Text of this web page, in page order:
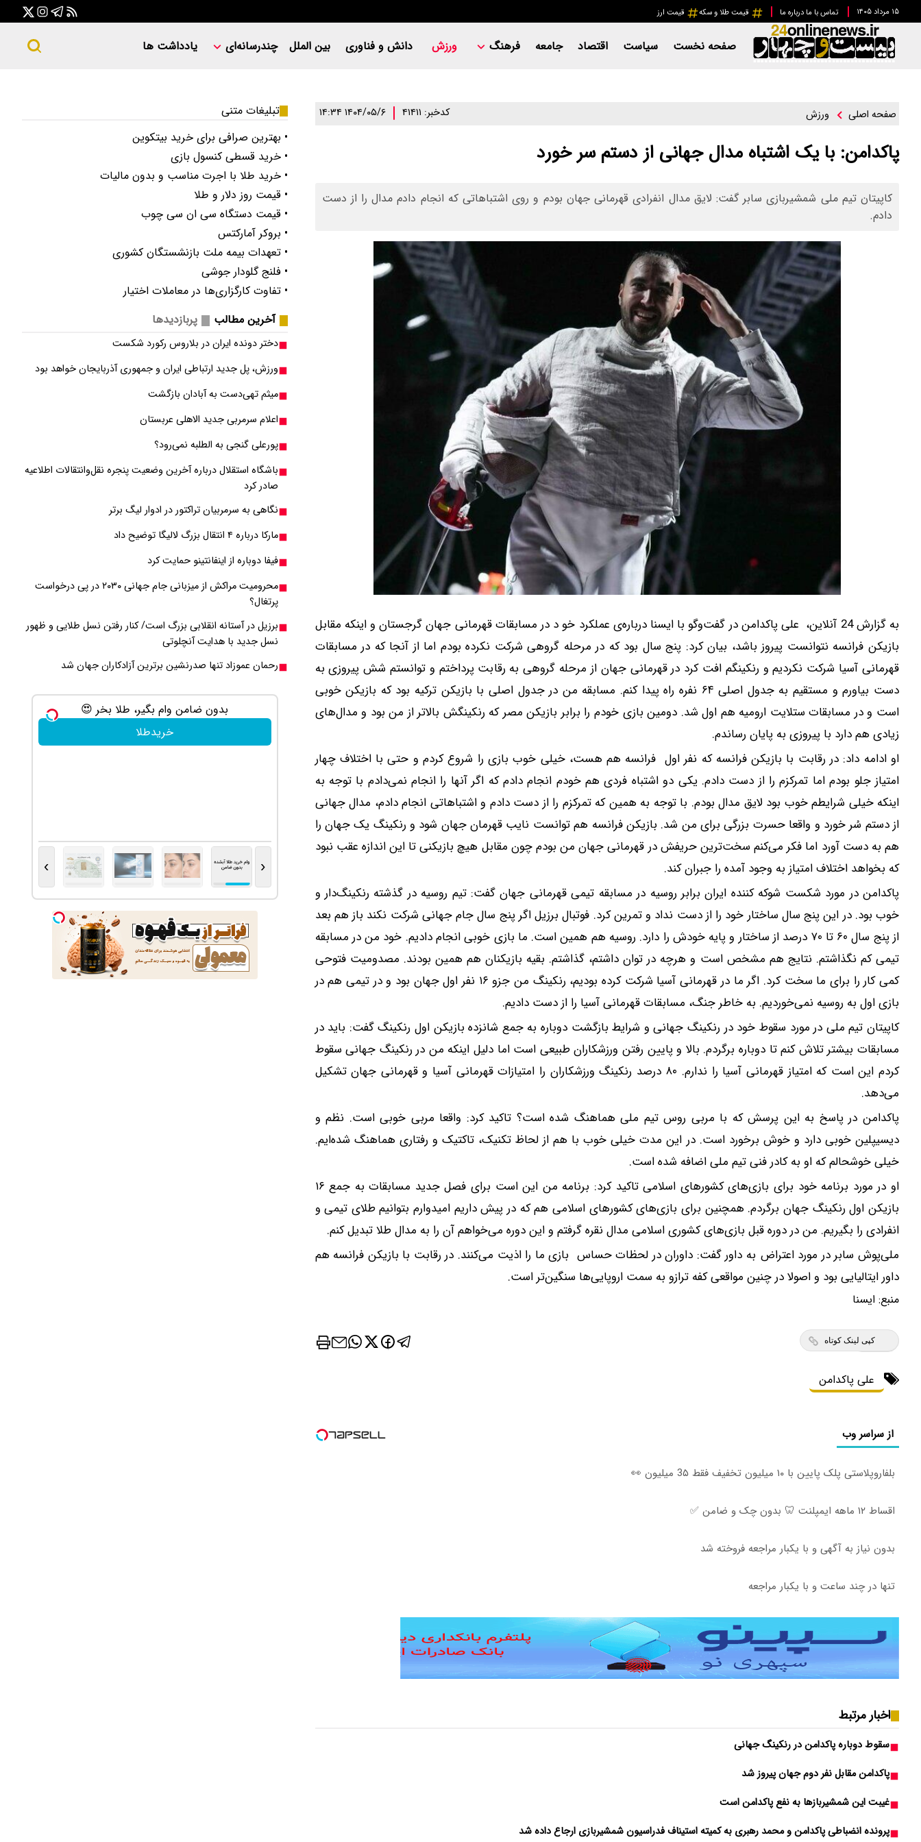
۱۵ مرداد ۱۴۰۵ تماس با ما درباره ما قیمت طلا و سکه قیمت ارز
صفحه نخست سیاست اقتصاد جامعه فرهنگ ورزش دانش و فناوری بین الملل چندرسانه‌ای یادداشت ها
صفحه اصلی ورزش کدخبر: ۴۱۴۱۱ ۱۴۰۴/۰۵/۶ ۱۴:۳۴
پاکدامن: با یک اشتباه مدال جهانی از دستم سر خورد
کاپیتان تیم ملی شمشیربازی سابر گفت: لایق مدال انفرادی قهرمانی جهان بودم و روی اشتباهاتی که انجام دادم مدال را از دست
دادم.
به گزارش 24 آنلاین، علی پاکدامن در گفت‌وگو با ایسنا درباره‌ی عملکرد خو د در مسابقات قهرمانی جهان گرجستان و اینکه مقابل
بازیکن فرانسه نتوانست پیروز باشد، بیان کرد: پنج سال بود که در مرحله گروهی شرکت نکرده بودم اما از آنجا که در مسابقات
قهرمانی آسیا شرکت نکردیم و رنکینگم افت کرد در قهرمانی جهان از مرحله گروهی به رقابت پرداختم و توانستم شش پیروزی به
دست بیاورم و مستقیم به جدول اصلی ۶۴ نفره راه پیدا کنم. مسابقه من در جدول اصلی با بازیکن ترکیه بود که بازیکن خوبی
است و در مسابقات ستلایت ارومیه هم اول شد. دومین بازی خودم را برابر بازیکن مصر که رنکینگش بالاتر از من بود و مدال‌های
زیادی هم دارد با پیروزی به پایان رساندم.
او ادامه داد: در رقابت با بازیکن فرانسه که نفر اول فرانسه هم هست، خیلی خوب بازی را شروع کردم و حتی با اختلاف چهار
امتیاز جلو بودم اما تمرکزم را از دست دادم. یکی دو اشتباه فردی هم خودم انجام دادم که اگر آنها را انجام نمی‌دادم با توجه به
اینکه خیلی شرایطم خوب بود لایق مدال بودم. با توجه به همین که تمرکزم را از دست دادم و اشتباهاتی انجام دادم، مدال جهانی
از دستم سُر خورد و واقعا حسرت بزرگی برای من شد. بازیکن فرانسه هم توانست نایب قهرمان جهان شود و رنکینگ یک جهان را
هم به دست آورد اما فکر می‌کنم سخت‌ترین حریفش در قهرمانی جهان من بودم چون مقابل هیچ بازیکنی تا این اندازه عقب نبود
که بخواهد اختلاف امتیاز به وجود آمده را جبران کند.
پاکدامن در مورد شکست شوکه کننده ایران برابر روسیه در مسابقه تیمی قهرمانی جهان گفت: تیم روسیه در گذشته رنکینگ‌دار و
خوب بود. در این پنج سال ساختار خود را از دست نداد و تمرین کرد. فوتبال برزیل اگر پنج سال جام جهانی شرکت نکند باز هم بعد
از پنج سال ۶۰ تا ۷۰ درصد از ساختار و پایه خودش را دارد. روسیه هم همین است. ما بازی خوبی انجام دادیم. خود من در مسابقه
تیمی کم نگذاشتم. نتایج هم مشخص است و هرچه در توان داشتم، گذاشتم. بقیه بازیکنان هم همین بودند. مصدومیت فتوحی
کمی کار را برای ما سخت کرد. اگر ما در قهرمانی آسیا شرکت کرده بودیم، رنکینگ من جزو ۱۶ نفر اول جهان بود و در تیمی هم در
بازی اول به روسیه نمی‌خوردیم. به خاطر جنگ، مسابقات قهرمانی آسیا را از دست دادیم.
کاپیتان تیم ملی در مورد سقوط خود در رنکینگ جهانی و شرایط بازگشت دوباره به جمع شانزده بازیکن اول رنکینگ گفت: باید در
مسابقات بیشتر تلاش کنم تا دوباره برگردم. بالا و پایین رفتن ورزشکاران طبیعی است اما دلیل اینکه من در رنکینگ جهانی سقوط
کردم این است که امتیاز قهرمانی آسیا را ندارم. ۸۰ درصد رنکینگ ورزشکاران را امتیازات قهرمانی آسیا و قهرمانی جهان تشکیل
می‌دهد.
پاکدامن در پاسخ به این پرسش که با مربی روس تیم ملی هماهنگ شده است؟ تاکید کرد: واقعا مربی خوبی است. نظم و
دیسیپلین خوبی دارد و خوش برخورد است. در این مدت خیلی خوب با هم از لحاظ تکنیک، تاکتیک و رفتاری هماهنگ شده‌ایم.
خیلی خوشحالم که او به کادر فنی تیم ملی اضافه شده است.
او در مورد برنامه خود برای بازی‌های کشورهای اسلامی تاکید کرد: برنامه من این است برای فصل جدید مسابقات به جمع ۱۶
بازیکن اول رنکینگ جهان برگردم. همچنین برای بازی‌های کشورهای اسلامی هم که در پیش داریم امیدوارم بتوانیم طلای تیمی و
انفرادی را بگیریم. من در دوره قبل بازی‌های کشوری اسلامی مدال نقره گرفتم و این دوره می‌خواهم آن را به مدال طلا تبدیل کنم.
ملی‌پوش سابر در مورد اعتراض به داور گفت: داوران در لحظات حساس بازی ما را اذیت می‌کنند. در رقابت با بازیکن فرانسه هم
داور ایتالیایی بود و اصولا در چنین مواقعی کفه ترازو به سمت اروپایی‌ها سنگین‌تر است.
منبع: ايسنا
کپی لینک کوتاه
علی پاکدامن
از سراسر وب
بلفاروپلاستی پلک پایین با ۱۰ میلیون تخفیف فقط 3۵ میلیون 👀
اقساط ۱۲ ماهه ایمپلنت 🦷 بدون چک و ضامن ✅
بدون نیاز به آگهی و با یکبار مراجعه فروخته شد
تنها در چند ساعت و با یکبار مراجعه
اخبار مرتبط
سقوط دوباره پاکدامن در رنکینگ جهانی
پاکدامن مقابل نفر دوم جهان پیروز شد
غیبت این شمشیربازها به نفع پاکدامن است
پرونده انضباطی پاکدامن و محمد رهبری به کمیته استیناف فدراسیون شمشیربازی ارجاع داده شد
تبلیغات متنی
• بهترین صرافی برای خرید بیتکوین
• خرید قسطی کنسول بازی
• خرید طلا با اجرت مناسب و بدون مالیات
• قیمت روز دلار و طلا
• قیمت دستگاه سی ان سی چوب
• بروکر آمارکتس
• تعهدات بیمه ملت بازنشستگان کشوری
• فلنج گلودار جوشی
• تفاوت کارگزاری‌ها در معاملات اختیار
آخرین مطالب
پربازدیدها
دختر دونده ایران در بلاروس رکورد شکست
ورزش، پل جدید ارتباطی ایران و جمهوری آذربایجان خواهد بود
میثم تهی‌دست به آبادان بازگشت
اعلام سرمربی جدید الاهلی عربستان
پورعلی گنجی به الطلبه نمی‌رود؟
باشگاه استقلال درباره آخرین وضعیت پنجره نقل‌وانتقالات اطلاعیه
صادر کرد
نگاهی به سرمربیان تراکتور در ادوار لیگ برتر
مارکا درباره ۴ انتقال بزرگ لالیگا توضیح داد
فیفا دوباره از اینفانتینو حمایت کرد
محرومیت مراکش از میزبانی جام جهانی ۲۰۳۰ در پی درخواست
پرتغال؟
برزیل در آستانه انقلابی بزرگ است/ کنار رفتن نسل طلایی و ظهور
نسل جدید با هدایت آنچلوتی
رحمان عموزاد تنها صدرنشین برترین آزادکاران جهان شد
بدون ضامن وام بگیر، طلا بخر 😍
خریدطلا
‹
›